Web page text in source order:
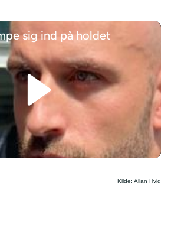
sig ind på holdet
Kilde: Allan Hvid